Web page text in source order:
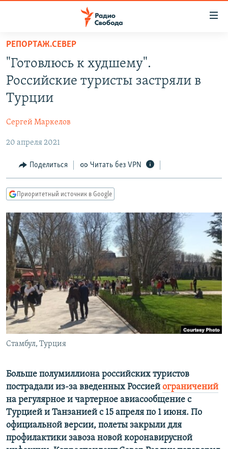
упрощенного
доступа
Вернуться
основному
Вернутся
навигации
Вернутся
поиску
ПРОГРАММЫ
АВТОРСКИЕ ПРОЕКТЫ
МНЕНИЯ
КУЛЬТУРА
IDEL.РЕАЛИИ
СЕВЕР.РЕАЛИИ
СИБИРЬ.РЕАЛИИ
РАСПИСАНИЕ ВЕЩАНИЯ
ПОДПИШИТЕСЬ НА РАССЫЛКУ
СОЦИАЛЬНЫЕ СЕТИ
РЕПОРТАЖ.СЕВЕР
"Готовлюсь к худшему".
Российские туристы застряли в
Турции
Сергей Маркелов
20 апреля 2021
Поделиться Читать без VPN
Приоритетный источник в Google
Стамбул, Турция
Больше полумиллиона российских туристов
пострадали из-за введенных Россией ограничений
на регулярное и чартерное авиасообщение с
Турцией и Танзанией с 15 апреля по 1 июня. По
официальной версии, полеты закрыли для
профилактики завоза новой коронавирусной